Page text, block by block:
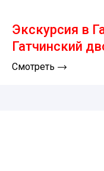
Экскурсия в
Гатчинский
Смотреть